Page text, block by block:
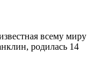
всему миру
родилась 14